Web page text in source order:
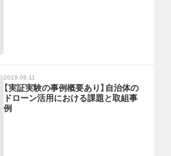
2019.06.11
【実証実験の事例概要あり】自治体の
ドローン活用における課題と取組事
例